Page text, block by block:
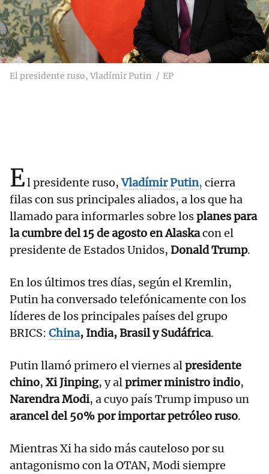
El presidente ruso, Vladímir Putin EP
El presidente ruso,Vladímir Putin, cierra
filas con sus principales aliados, a los que ha
llamado para informarles sobre losplanes para
la cumbre del 15 de agosto en Alaskacon el
presidente de Estados Unidos, Donald Trump.
En los últimos tres días, según el Kremlin,
Putin ha conversado telefónicamente con los
líderes de los principales países del grupo
BRICS: China, India, Brasil y Sudáfrica.
Putin llamó primero el viernes alpresidente
chino, Xi Jinping, y alprimer ministro indio,
Narendra Modi, a cuyo país Trump impuso un
arancel del 50% por importar petróleo ruso.
Mientras Xi ha sido más cauteloso por su
antagonismo con la OTAN, Modi siempre